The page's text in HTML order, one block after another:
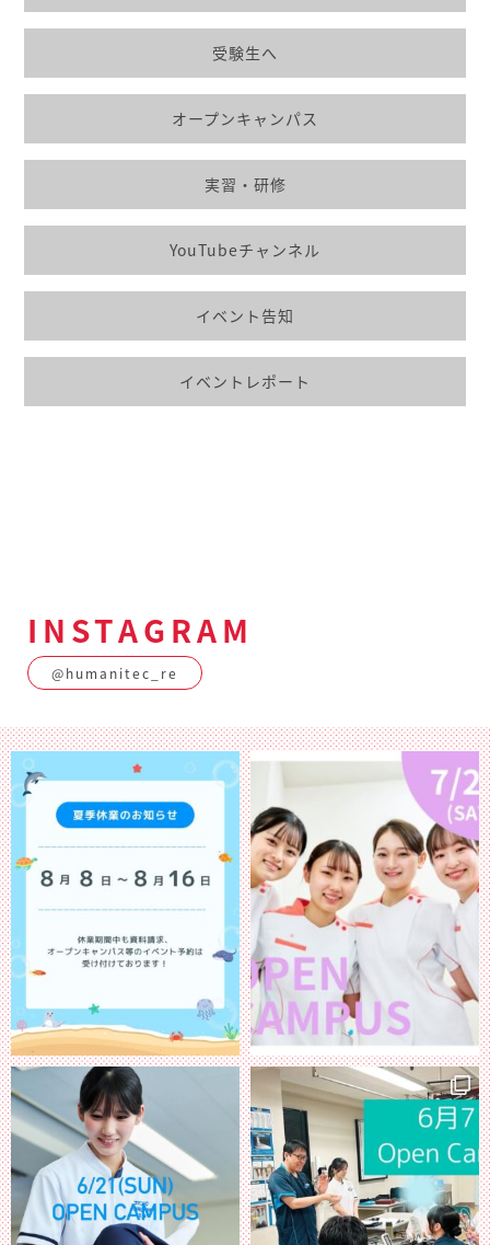
受験生へ
オープンキャンパス
実習・研修
YouTubeチャンネル
イベント告知
イベントレポート
INSTAGRAM
@humanitec_re